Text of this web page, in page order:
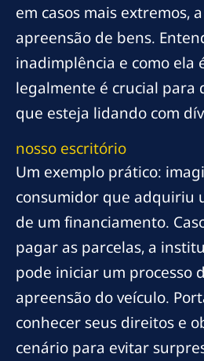
em casos mais extremos,
apreensão de bens.
inadimplência e como ela
legalmente é crucial para
que esteja lidando com
nosso escritório
Um exemplo prático:
consumidor que adquiriu
de um financiamento.
pagar as parcelas, a
pode iniciar um processo
apreensão do veículo.
conhecer seus direitos e
cenário para evitar